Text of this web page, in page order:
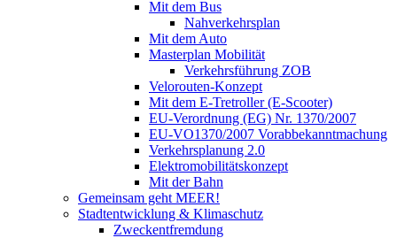
Mit dem Bus
Nahverkehrsplan
Mit dem Auto
Masterplan Mobilität
Verkehrsführung ZOB
Velorouten-Konzept
Mit dem E-Tretroller (E-Scooter)
EU-Verordnung (EG) Nr. 1370/2007
EU-VO1370/2007 Vorabbekanntmachung
Verkehrsplanung 2.0
Elektromobilitätskonzept
Mit der Bahn
Gemeinsam geht MEER!
Stadtentwicklung & Klimaschutz
Zweckentfremdung